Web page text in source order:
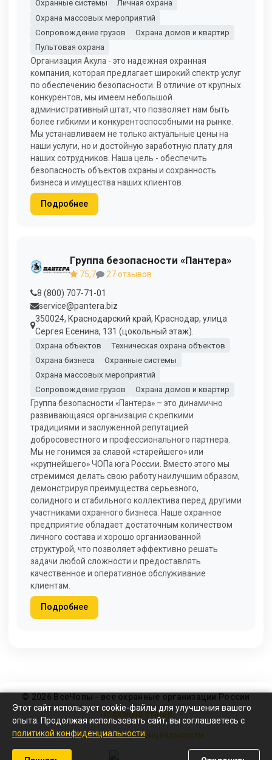
Охранные системы
Личная охрана
Охрана массовых мероприятий
Сопровождение грузов
Охрана домов и квартир
Пультовая охрана
Организация Акула - это надежная охранная
компания, которая предлагает широкий спектр услуг
по обеспечению безопасности. В отличие от крупных
конкурентов, мы имеем небольшой
административный штат, что позволяет нам быть
более гибкими и конкурентоспособными на рынке.
Мы устанавливаем не только актуальные цены на
наши услуги, но и достойную заработную плату для
наших сотрудников. Наша цель - обеспечить
безопасность объектов охраны и сохранность
бизнеса и имущества наших клиентов.
Подробнее
Группа безопасности «Пантера»
75,7
27 отзывов
8 (800) 707-71-01
service@pantera.biz
350024, Краснодарский край, Краснодар, улица
Сергея Есенина, 131 (цокольный этаж).
Охрана объектов
Техническая охрана объектов
Охрана бизнеса
Охранные системы
Охрана массовых мероприятий
Сопровождение грузов
Охрана домов и квартир
Группа безопасности «Пантера» – это динамично
развивающаяся организация с крепкими
традициями и заслуженной репутацией
добросовестного и профессионального партнера.
Мы не гонимся за славой «старейшего» или
«крупнейшего» ЧОПа юга России. Вместо этого мы
стремимся делать свою работу наилучшим образом,
демонстрируя преимущества серьезного,
солидного и стабильного коллектива перед другими
участниками охранного бизнеса. Наше охранное
предприятие обладает достаточным количеством
личного состава и хорошо организованной
структурой, что позволяет эффективно решать
задачи любой сложности и предоставлять
качественное и оперативное обслуживание
клиентам.
Подробнее
© 2026 ВсеЧопы - все охранные организации России
Полезные статьи
Политика конфиденциальности
Этот сайт использует cookie-файлы для улучшения вашего
опыта. Продолжая использовать сайт, вы соглашаетесь с
политикой конфиденциальности.